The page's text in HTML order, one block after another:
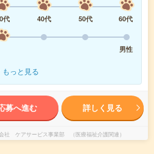
代 40代 50代
60代
男性
もっと見る
募へ進む 詳しく見る
社 ケアサービス事業部 （医療福祉介護関連）